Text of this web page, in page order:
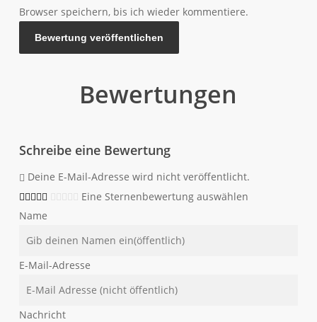
Browser speichern, bis ich wieder kommentiere.
Bewertungen
Schreibe eine Bewertung
Deine E-Mail-Adresse wird nicht veröffentlicht.
Eine Sternenbewertung auswählen
Name
E-Mail-Adresse
Nachricht